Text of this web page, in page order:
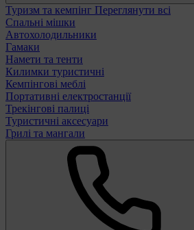
Туризм та кемпінг Переглянути всі
Спальні мішки
Автохолодильники
Гамаки
Намети та тенти
Килимки туристичні
Кемпінгові меблі
Портативні електростанції
Трекінгові палиці
Туристичні аксесуари
Грилі та мангали